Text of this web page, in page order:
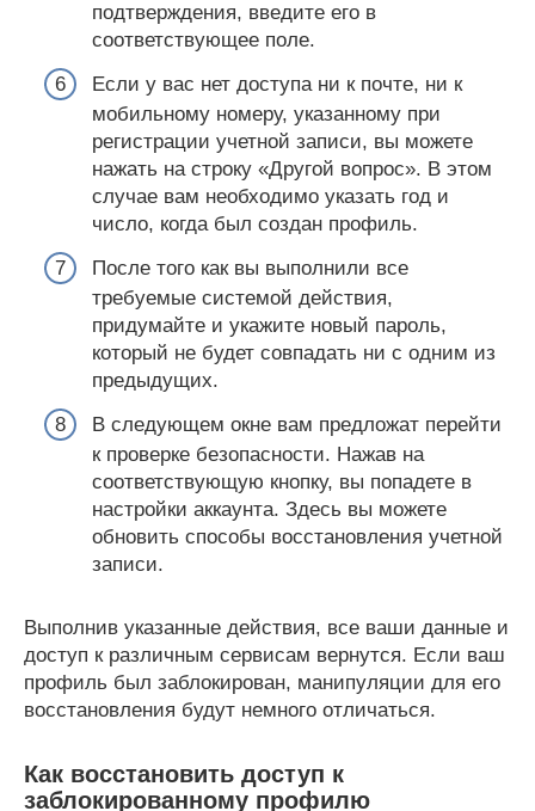
подтверждения, введите его в
соответствующее поле.
Если у вас нет доступа ни к почте, ни к
мобильному номеру, указанному при
регистрации учетной записи, вы можете
нажать на строку «Другой вопрос». В этом
случае вам необходимо указать год и
число, когда был создан профиль.
После того как вы выполнили все
требуемые системой действия,
придумайте и укажите новый пароль,
который не будет совпадать ни с одним из
предыдущих.
В следующем окне вам предложат перейти
к проверке безопасности. Нажав на
соответствующую кнопку, вы попадете в
настройки аккаунта. Здесь вы можете
обновить способы восстановления учетной
записи.
Выполнив указанные действия, все ваши данные и
доступ к различным сервисам вернутся. Если ваш
профиль был заблокирован, манипуляции для его
восстановления будут немного отличаться.
Как восстановить доступ к
заблокированному профилю